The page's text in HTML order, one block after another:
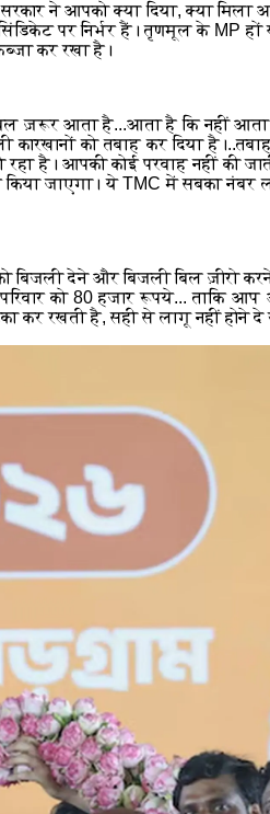
ने आपको क्या दिया, क्या मिला
पर निर्भर हैं। तृणमूल के MP
कर रखा है।
ज़रूर आता है...आता है कि नहीं आता
को तबाह कर दिया
है। आपकी कोई परवाह नहीं की
जाएगा। ये TMC में सबका नंबर
देने और बिजली बिल ज़ीरो
को 80 हजार रूपये...
कर रखती है, सही से लागू नहीं होने दे